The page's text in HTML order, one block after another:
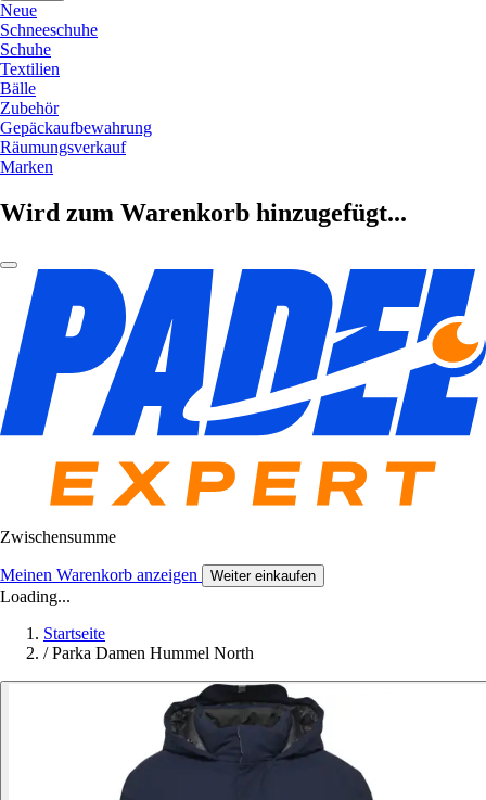
Neue
Schneeschuhe
Schuhe
Textilien
Bälle
Zubehör
Gepäckaufbewahrung
Räumungsverkauf
Marken
Wird zum Warenkorb hinzugefügt...
Zwischensumme
Meinen Warenkorb anzeigen Weiter einkaufen
Loading...
Startseite
/ Parka Damen Hummel North